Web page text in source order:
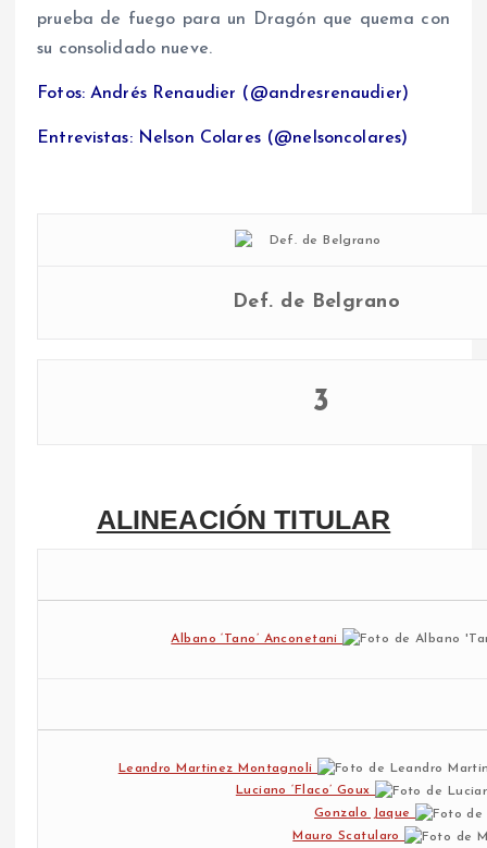
prueba de fuego para un Dragón que quema con
su consolidado nueve.
Fotos: Andrés Renaudier (@andresrenaudier)
Entrevistas: Nelson Colares (@nelsoncolares)
Def. de Belgrano
3
ALINEACIÓN TITULAR
Albano ‘Tano’ Anconetani
Leandro Martinez Montagnoli
Luciano ‘Flaco’ Goux
Gonzalo Jaque
Mauro Scatularo